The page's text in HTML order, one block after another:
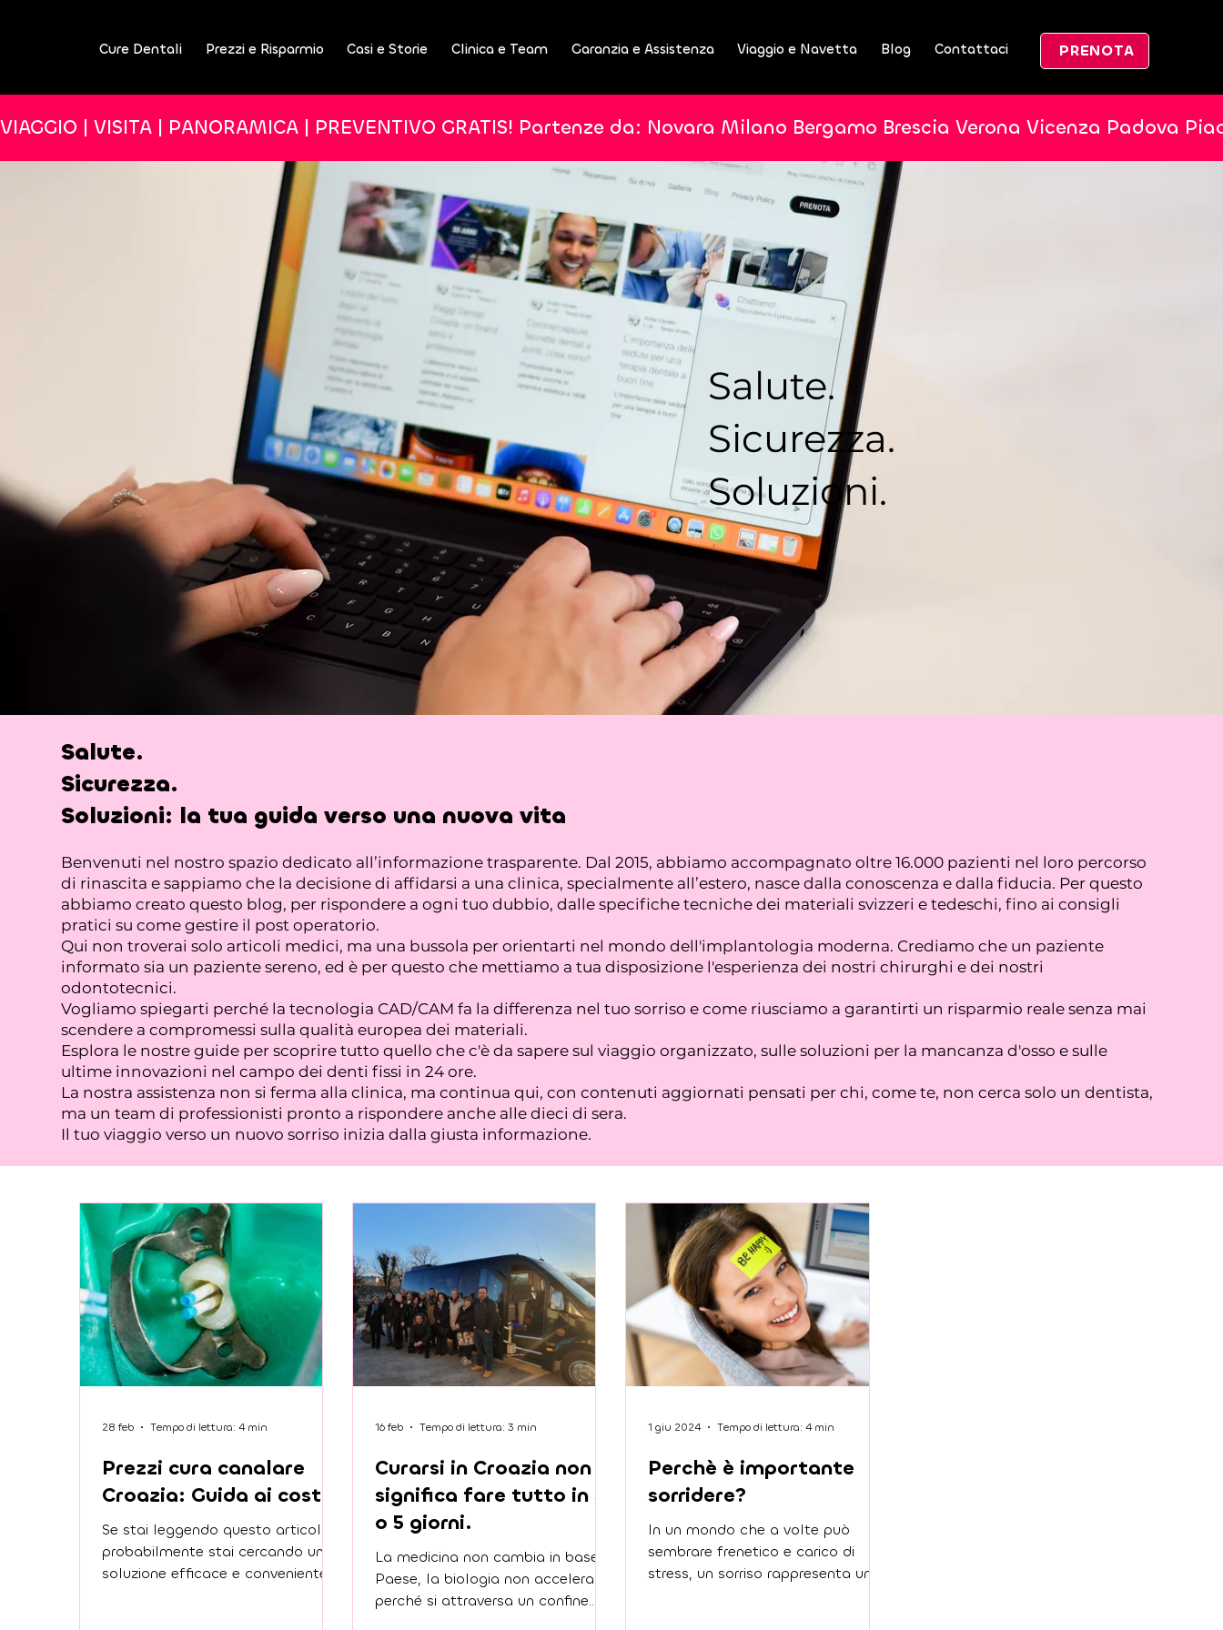
Cure Dentali Prezzi e Risparmio Casi e Storie Clinica e Team Garanzia e Assistenza Viaggio e Navetta Blog Contattaci PRENOTA
VIAGGIO | VISITA | PANORAMICA | PREVENTIVO GRATIS! Partenze da: Novara Milano Bergamo Brescia Verona Vicenza Padova
Salute.
Sicurezza.
Soluzioni.
Salute.
Sicurezza.
Soluzioni: la tua guida verso una nuova vita
Benvenuti nel nostro spazio dedicato all’informazione trasparente. Dal 2015, abbiamo accompagnato oltre 16.000 pazienti nel loro percorso
di rinascita e sappiamo che la decisione di affidarsi a una clinica, specialmente all’estero, nasce dalla conoscenza e dalla fiducia. Per questo
abbiamo creato questo blog, per rispondere a ogni tuo dubbio, dalle specifiche tecniche dei materiali svizzeri e tedeschi, fino ai consigli
pratici su come gestire il post operatorio.
Qui non troverai solo articoli medici, ma una bussola per orientarti nel mondo dell'implantologia moderna. Crediamo che un paziente
informato sia un paziente sereno, ed è per questo che mettiamo a tua disposizione l'esperienza dei nostri chirurghi e dei nostri
odontotecnici.
Vogliamo spiegarti perché la tecnologia CAD/CAM fa la differenza nel tuo sorriso e come riusciamo a garantirti un risparmio reale senza mai
scendere a compromessi sulla qualità europea dei materiali.
Esplora le nostre guide per scoprire tutto quello che c'è da sapere sul viaggio organizzato, sulle soluzioni per la mancanza d'osso e sulle
ultime innovazioni nel campo dei denti fissi in 24 ore.
La nostra assistenza non si ferma alla clinica, ma continua qui, con contenuti aggiornati pensati per chi, come te, non cerca solo un dentista,
ma un team di professionisti pronto a rispondere anche alle dieci di sera.
Il tuo viaggio verso un nuovo sorriso inizia dalla giusta informazione.
Prezzi cura canalare
Croazia: Guida ai costi
Se stai leggendo questo articolo,
probabilmente stai cercando una
soluzione efficace e conveniente
28 feb Tempo di lettura: 4 min
Curarsi in Croazia non
significa fare tutto in 3
o 5 giorni.
La medicina non cambia in base al
Paese, la biologia non accelera
perché si attraversa un confine.
16 feb Tempo di lettura: 3 min
Perchè è importante
sorridere?
In un mondo che a volte può
sembrare frenetico e carico di
stress, un sorriso rappresenta una
1 giu 2024 Tempo di lettura: 4 min